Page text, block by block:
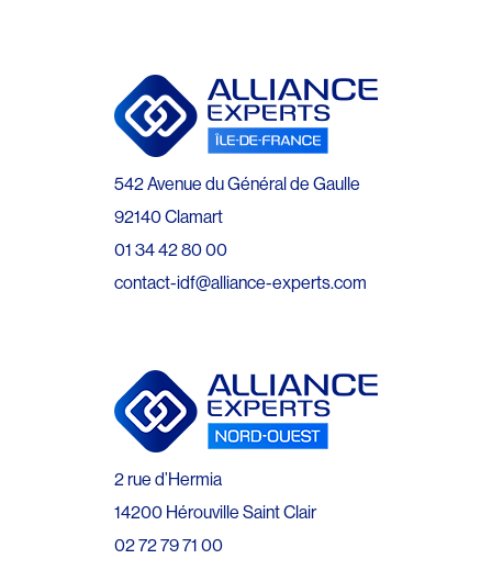
542 Avenue du Général de Gaulle
92140 Clamart
01 34 42 80 00
contact-idf@alliance-experts.com
2 rue d’Hermia
14200 Hérouville Saint Clair
02 72 79 71 00